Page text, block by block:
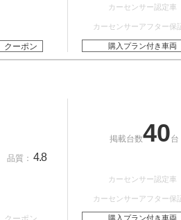
クーポン
カーセンサー認定車
カーセンサーアフター保
購入プラン付き車両
品質： 4.8
掲載台数40台
カーセンサー認定車
カーセンサーアフター保
購入プラン付き車両